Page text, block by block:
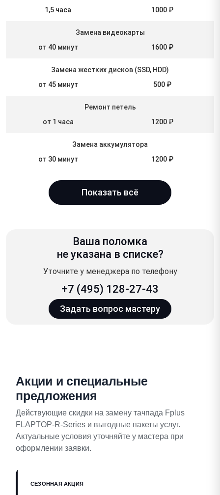
1,5 часа 1000 ₽
Замена видеокарты
от 40 минут
1600 ₽
Замена жестких дисков (SSD, HDD)
от 45 минут
500 ₽
Ремонт петель
от 1 часа
1200 ₽
Замена аккумулятора
от 30 минут
1200 ₽
Показать всё
Ваша поломка
не указана в списке?
Уточните у менеджера по телефону
+7 (495) 128-27-43
Задать вопрос мастеру
Акции и специальные
предложения
Действующие скидки на замену тачпада Fplus
FLAPTOP-R-Series и выгодные пакеты услуг.
Актуальные условия уточняйте у мастера при
оформлении заявки.
СЕЗОННАЯ АКЦИЯ